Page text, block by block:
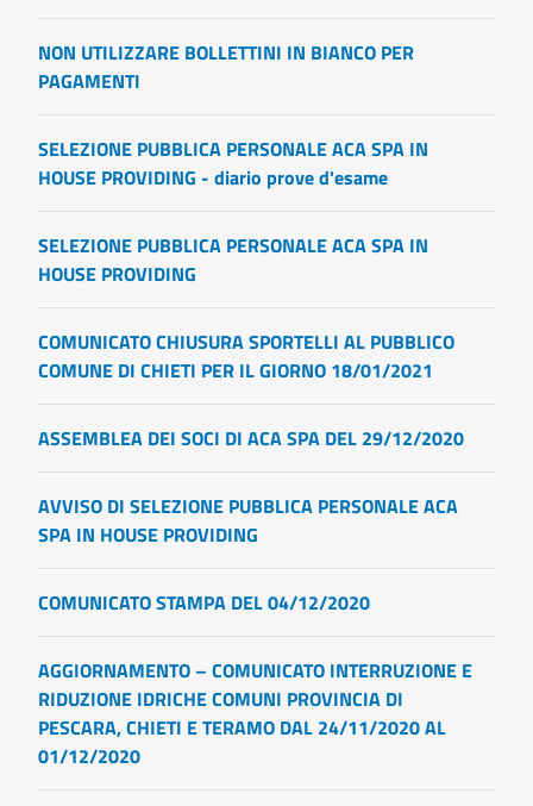
NON UTILIZZARE BOLLETTINI IN BIANCO PER
PAGAMENTI
SELEZIONE PUBBLICA PERSONALE ACA SPA IN
HOUSE PROVIDING - diario prove d'esame
SELEZIONE PUBBLICA PERSONALE ACA SPA IN
HOUSE PROVIDING
COMUNICATO CHIUSURA SPORTELLI AL PUBBLICO
COMUNE DI CHIETI PER IL GIORNO 18/01/2021
ASSEMBLEA DEI SOCI DI ACA SPA DEL 29/12/2020
AVVISO DI SELEZIONE PUBBLICA PERSONALE ACA
SPA IN HOUSE PROVIDING
COMUNICATO STAMPA DEL 04/12/2020
AGGIORNAMENTO – COMUNICATO INTERRUZIONE E
RIDUZIONE IDRICHE COMUNI PROVINCIA DI
PESCARA, CHIETI E TERAMO DAL 24/11/2020 AL
01/12/2020